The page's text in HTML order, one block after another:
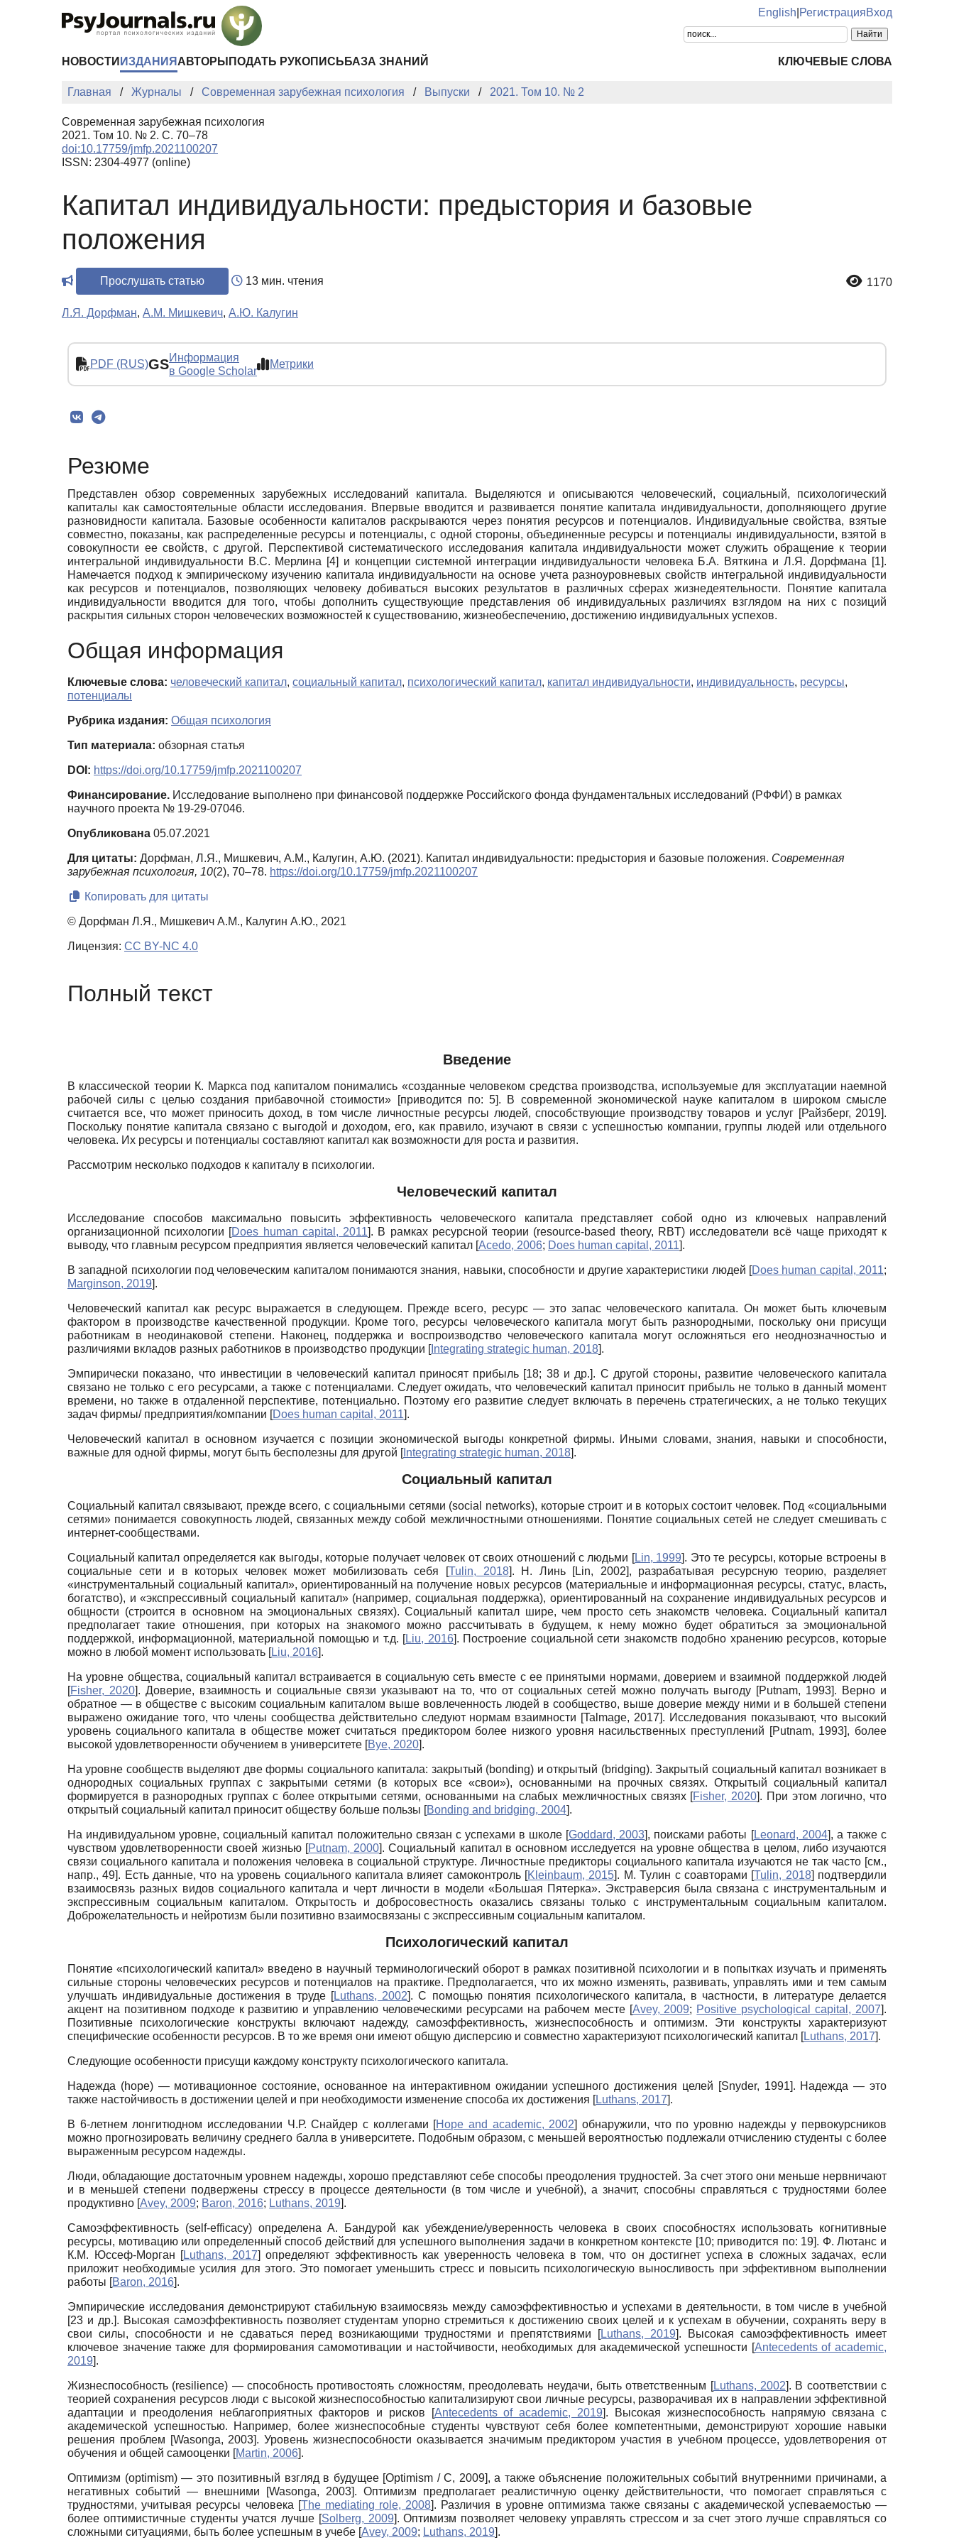
English РегистрацияВход
НОВОСТИ ИЗДАНИЯ АВТОРЫ ПОДАТЬ РУКОПИСЬ БАЗА ЗНАНИЙ КЛЮЧЕВЫЕ СЛОВА
Главная Журналы Современная зарубежная психология Выпуски 2021. Том 10. № 2
Современная зарубежная психология
2021. Том 10. № 2. С. 70–78
doi:10.17759/jmfp.2021100207
ISSN: 2304-4977 (online)
Капитал индивидуальности: предыстория и базовые
положения
Прослушать статью 13 мин. чтения 1170
Л.Я. Дорфман, А.М. Мишкевич, А.Ю. Калугин
PDF (RUS)GSИнформация
в Google Scholar
Метрики
Резюме
Представлен обзор современных зарубежных исследований капитала. Выделяются и описываются человеческий, социальный, психологический
капиталы как самостоятельные области исследования. Впервые вводится и развивается понятие капитала индивидуальности, дополняющего другие
разновидности капитала. Базовые особенности капиталов раскрываются через понятия ресурсов и потенциалов. Индивидуальные свойства, взятые
совместно, показаны, как распределенные ресурсы и потенциалы, с одной стороны, объединенные ресурсы и потенциалы индивидуальности, взятой в
совокупности ее свойств, с другой. Перспективой систематического исследования капитала индивидуальности может служить обращение к теории
интегральной индивидуальности В.С. Мерлина [4] и концепции системной интеграции индивидуальности человека Б.А. Вяткина и Л.Я. Дорфмана [1].
Намечается подход к эмпирическому изучению капитала индивидуальности на основе учета разноуровневых свойств интегральной индивидуальности
как ресурсов и потенциалов, позволяющих человеку добиваться высоких результатов в различных сферах жизнедеятельности. Понятие капитала
индивидуальности вводится для того, чтобы дополнить существующие представления об индивидуальных различиях взглядом на них с позиций
раскрытия сильных сторон человеческих возможностей к существованию, жизнеобеспечению, достижению индивидуальных успехов.
Общая информация
Ключевые слова: человеческий капитал, социальный капитал, психологический капитал, капитал индивидуальности, индивидуальность, ресурсы,
потенциалы
Рубрика издания: Общая психология
Тип материала: обзорная статья
DOI: https://doi.org/10.17759/jmfp.2021100207
Финансирование. Исследование выполнено при финансовой поддержке Российского фонда фундаментальных исследований (РФФИ) в рамках
научного проекта № 19-29-07046.
Опубликована 05.07.2021
Для цитаты: Дорфман, Л.Я., Мишкевич, А.М., Калугин, А.Ю. (2021). Капитал индивидуальности: предыстория и базовые положения. Современная
зарубежная психология, 10(2), 70–78. https://doi.org/10.17759/jmfp.2021100207
Копировать для цитаты
© Дорфман Л.Я., Мишкевич А.М., Калугин А.Ю., 2021
Лицензия: CC BY-NC 4.0
Полный текст
Введение
В классической теории К. Маркса под капиталом понимались «созданные человеком средства производства, используемые для эксплуатации наемной
рабочей силы с целью создания прибавочной стоимости» [приводится по: 5]. В современной экономической науке капиталом в широком смысле
считается все, что может приносить доход, в том числе личностные ресурсы людей, способствующие производству товаров и услуг [Райзберг, 2019].
Поскольку понятие капитала связано с выгодой и доходом, его, как правило, изучают в связи с успешностью компании, группы людей или отдельного
человека. Их ресурсы и потенциалы составляют капитал как возможности для роста и развития.
Рассмотрим несколько подходов к капиталу в психологии.
Человеческий капитал
Исследование способов максимально повысить эффективность человеческого капитала представляет собой одно из ключевых направлений
организационной психологии [Does human capital, 2011]. В рамках ресурсной теории (resource-based theory, RBT) исследователи всё чаще приходят к
выводу, что главным ресурсом предприятия является человеческий капитал [Acedo, 2006; Does human capital, 2011].
В западной психологии под человеческим капиталом понимаются знания, навыки, способности и другие характеристики людей [Does human capital, 2011;
Marginson, 2019].
Человеческий капитал как ресурс выражается в следующем. Прежде всего, ресурс — это запас человеческого капитала. Он может быть ключевым
фактором в производстве качественной продукции. Кроме того, ресурсы человеческого капитала могут быть разнородными, поскольку они присущи
работникам в неодинаковой степени. Наконец, поддержка и воспроизводство человеческого капитала могут осложняться его неоднозначностью и
различиями вкладов разных работников в производство продукции [Integrating strategic human, 2018].
Эмпирически показано, что инвестиции в человеческий капитал приносят прибыль [18; 38 и др.]. С другой стороны, развитие человеческого капитала
связано не только с его ресурсами, а также с потенциалами. Следует ожидать, что человеческий капитал приносит прибыль не только в данный момент
времени, но также в отдаленной перспективе, потенциально. Поэтому его развитие следует включать в перечень стратегических, а не только текущих
задач фирмы/ предприятия/компании [Does human capital, 2011].
Человеческий капитал в основном изучается с позиции экономической выгоды конкретной фирмы. Иными словами, знания, навыки и способности,
важные для одной фирмы, могут быть бесполезны для другой [Integrating strategic human, 2018].
Социальный капитал
Социальный капитал связывают, прежде всего, с социальными сетями (social networks), которые строит и в которых состоит человек. Под «социальными
сетями» понимается совокупность людей, связанных между собой межличностными отношениями. Понятие социальных сетей не следует смешивать с
интернет-сообществами.
Социальный капитал определяется как выгоды, которые получает человек от своих отношений с людьми [Lin, 1999]. Это те ресурсы, которые встроены в
социальные сети и в которых человек может мобилизовать себя
[Tulin, 2018]. Н. Линь [Lin, 2002], разрабатывая ресурсную теорию, разделяет
«инструментальный социальный капитал», ориентированный на получение новых ресурсов (материальные и информационная ресурсы, статус, власть,
богатство), и «экспрессивный социальный капитал» (например, социальная поддержка), ориентированный на сохранение индивидуальных ресурсов и
общности (строится в основном на эмоциональных связях). Социальный капитал шире, чем просто сеть знакомств человека. Социальный капитал
предполагает такие отношения, при которых на знакомого можно рассчитывать в будущем, к нему можно будет обратиться за эмоциональной
поддержкой, информационной, материальной помощью и т.д. [Liu, 2016]. Построение социальной сети знакомств подобно хранению ресурсов, которые
можно в любой момент использовать [Liu, 2016].
На уровне общества, социальный капитал встраивается в социальную сеть вместе с ее принятыми нормами, доверием и взаимной поддержкой людей
[Fisher, 2020]. Доверие, взаимность и социальные связи указывают на то, что от социальных сетей можно получать выгоду [Putnam, 1993]. Верно и
обратное — в обществе с высоким социальным капиталом выше вовлеченность людей в сообщество, выше доверие между ними и в большей степени
выражено ожидание того, что члены сообщества действительно следуют нормам взаимности [Talmage, 2017]. Исследования показывают, что высокий
уровень социального капитала в обществе может считаться преди­ктором более низкого уровня насильственных преступлений [Putnam, 1993], более
высокой удовлетворенности обучением в университете [Bye, 2020].
На уровне сообществ выделяют две формы социального капитала: закрытый (bonding) и открытый (bridging).Закрытый социальный капитал возникает в
однородных социальных группах с закрытыми сетями (в которых все «свои»), основанными на прочных связях. Открытый социальный капитал
формируется в разнородных группах с более открытыми сетями, основанными на слабых межличностных связях [Fisher, 2020]. При этом логично, что
открытый социальный капитал приносит обществу больше пользы [Bonding and bridging, 2004].
На индивидуальном уровне, социальный капитал положительно связан с успехами в школе [Goddard, 2003], поисками работы [Leonard, 2004], а также с
чувством удовлетворенности своей жизнью [Putnam, 2000]. Социальный капитал в основном исследуется на уровне общества в целом, либо изучаются
связи социального капитала и положения человека в социальной структуре. Личностные предикторы социального капитала изучаются не так часто [см.,
напр., 49]. Есть данные, что на уровень социального капитала влияет самоконтроль [Kleinbaum, 2015]. М. Тулин с соавторами [Tulin, 2018] подтвердили
взаимосвязь разных видов социального капитала и черт личности в модели «Большая Пятерка». Экстраверсия была связана с инструментальным и
экспрессивным социальным капиталом. Открытость и добросовестность оказались связаны только с инструментальным социальным капиталом.
Доброжелательность и нейротизм были позитивно взаимосвязаны с экспрессивным социальным капиталом.
Психологический капитал
Понятие «психологический капитал» введено в научный терминологический оборот в рамках позитивной психологии и в попытках изучать и применять
сильные стороны человеческих ресурсов и потенциалов на практике. Предполагается, что их можно изменять, развивать, управлять ими и тем самым
улучшать индивидуальные достижения в труде [Luthans, 2002]. С помощью понятия психологического капитала, в частности, в литературе делается
акцент на позитивном подходе к развитию и управлению человеческими ресурсами на рабочем месте [Avey, 2009; Positive psychological capital, 2007].
Позитивные психологические конструкты включают надежду, самоэффективность, жизнеспособность и оптимизм. Эти конструкты характеризуют
специфические особенности ресурсов. В то же время они имеют общую дисперсию и совместно характеризуют психологический капитал [Luthans, 2017].
Следующие особенности присущи каждому кон­структу психологического капитала.
Надежда (hope) — мотивационное состояние, основанное на интерактивном ожидании успешного достижения целей [Snyder, 1991]. Надежда — это
также настойчивость в достижении целей и при необходимости изменение способа их достижения [Luthans, 2017].
В 6-летнем лонгитюдном исследовании Ч.Р. Снайдер с коллегами [Hope and academic, 2002] обнаружили, что по уровню надежды у первокурсников
можно прогнозировать величину среднего балла в университете. Подобным образом, с меньшей вероятностью подлежали отчислению студенты с более
выраженным ресурсом надежды.
Люди, обладающие достаточным уровнем надежды, хорошо представляют себе способы преодоления трудностей. За счет этого они меньше нервничают
и в меньшей степени подвержены стрессу в процессе деятельности (в том числе и учебной), а значит, способны справляться с трудностями более
продуктивно [Avey, 2009; Baron, 2016; Luthans, 2019].
Самоэффективность (self-efficacy) определена А. Бандурой как убеждение/уверенность человека в своих способностях использовать когнитивные
ресурсы, мотивацию или определенный способ действий для успешного выполнения задачи в конкретном контексте [10; приводится по: 19]. Ф. Лютанс и
К.М. Юссеф-Морган [Luthans, 2017] определяют эффективность как уверенность человека в том, что он достигнет успеха в сложных задачах, если
приложит необходимые усилия для этого. Это помогает уменьшить стресс и повысить психологическую выносливость при эффективном выполнении
работы [Baron, 2016].
Эмпирические исследования демонстрируют стабильную взаимосвязь между самоэффективностью и успехами в деятельности, в том числе в учебной
[23 и др.]. Высокая самоэффективность позволяет студентам упорно стремиться к достижению своих целей и к успехам в обучении, сохранять веру в
свои силы, способности и не сдаваться перед возникающими трудностями и препятствиями
[Luthans, 2019]. Высокая самоэффек­тивность имеет
ключевое значение также для формирования самомотивации и настойчивости, необходимых для академической успешности [Antecedents of academic,
2019].
Жизнеспособность (resilience) — способность противостоять сложностям, преодолевать неудачи, быть ответственным [Luthans, 2002]. В соответствии с
теорией сохранения ресурсов люди с высокой жизнеспособностью капитализируют свои личные ресурсы, разворачивая их в направлении эффективной
адаптации и преодоления неблагоприятных факторов и рисков
[Antecedents of academic, 2019]. Высокая жизнеспособность напрямую связана с
академической успешностью. Например, более жизнеспособные студенты чувствуют себя более компетентными, демонстрируют хорошие навыки
решения проблем [Wasonga, 2003]. Уровень жизнеспособности оказывается значимым предиктором участия в учебном процессе, удовлетворения от
обучения и общей самооценки [Martin, 2006].
Оптимизм (optimism)— это позитивный взгляд в будущее [Optimism / C, 2009], а также объяснение положительных событий внутренними причинами, а
негативных событий — внешними
[Wasonga, 2003]. Оптимизм предполагает реалистичную оценку действительности, что помогает справляться с
трудностями, учитывая ресурсы человека [The mediating role, 2008]. Различия в уровне оптимизма также связаны с академической успеваемостью —
более оптимистичные студенты учатся лучше [Solberg, 2009]. Оптимизм позволяет человеку управлять стрессом и за счет этого лучше справляться со
сложными ситуациями, быть более успешным в учебе [Avey, 2009; Luthans, 2019].